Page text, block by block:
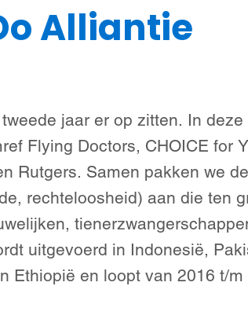
Alliantie
jaar er op zitten. In
Flying Doctors, CHOICE for
Rutgers. Samen pakken we de
rechteloosheid) aan die ten
uitgevoerd in Indonesië,
Ethiopië en loopt van 2016 t/m